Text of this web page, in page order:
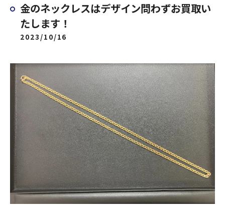
金のネックレスはデザイン問わずお買取い
たします！
2023/10/16